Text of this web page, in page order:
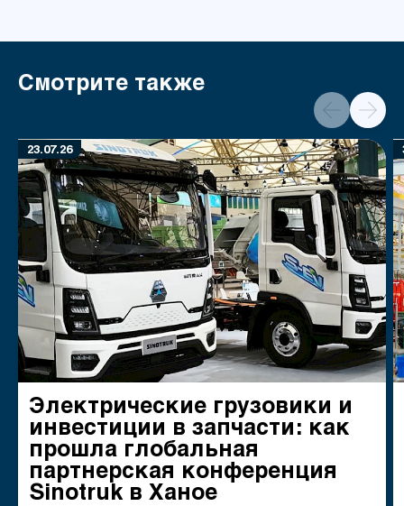
Смотрите также
23.07.26
Электрические грузовики и
инвестиции в запчасти: как
прошла глобальная
партнерская конференция
Sinotruk в Ханое